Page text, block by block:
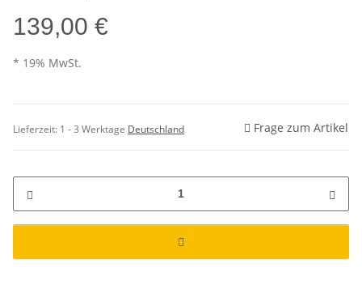
139,00 €
* 19% MwSt.
Lieferzeit: 1 - 3 Werktage Deutschland Frage zum Artikel